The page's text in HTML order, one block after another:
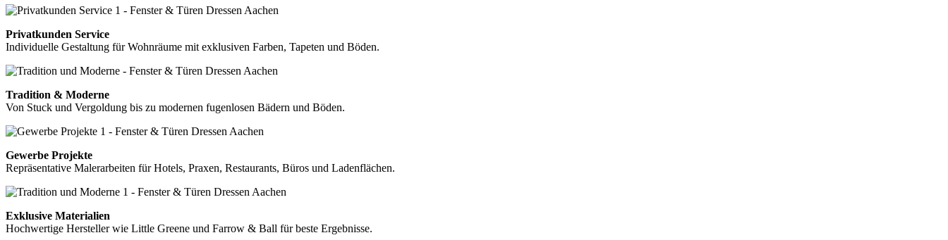
Privatkunden Service
Individuelle Gestaltung für Wohnräume mit exklusiven Farben, Tapeten und Böden.
Tradition & Moderne
Von Stuck und Vergoldung bis zu modernen fugenlosen Bädern und Böden.
Gewerbe Projekte
Repräsentative Malerarbeiten für Hotels, Praxen, Restaurants, Büros und Ladenflächen.
Exklusive Materialien
Hochwertige Hersteller wie Little Greene und Farrow & Ball für beste Ergebnisse.